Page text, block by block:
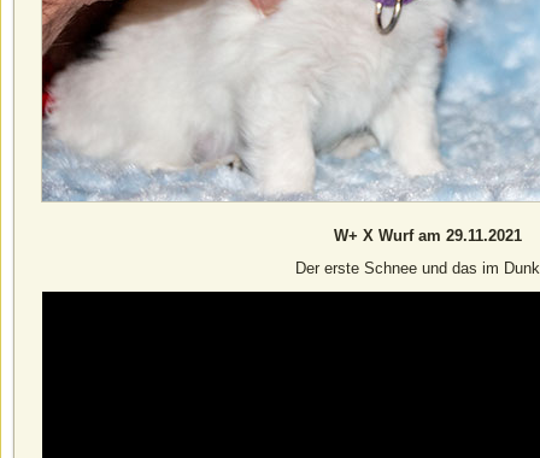
W+ X Wurf am 29.11.2021
Der erste Schnee und das im